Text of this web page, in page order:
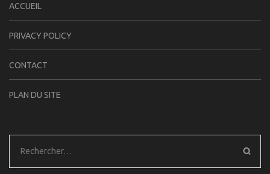
ACCUEIL
PRIVACY POLICY
CONTACT
PLAN DU SITE
Rechercher :